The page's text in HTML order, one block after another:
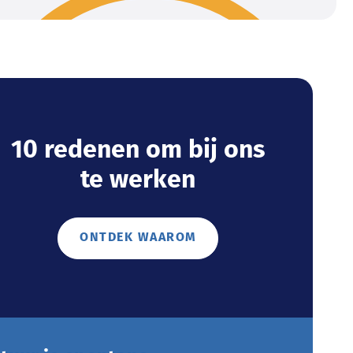
10 redenen om bij ons
te werken
ONTDEK WAAROM